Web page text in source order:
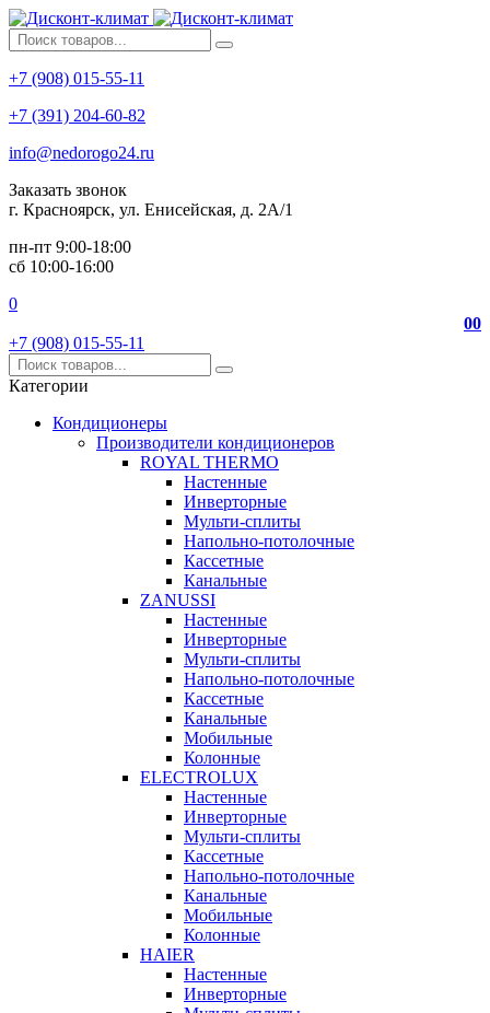
+7 (908) 015-55-11
+7 (391) 204-60-82
info@nedorogo24.ru
Заказать звонок
г. Красноярск, ул. Енисейская, д. 2А/1
пн-пт 9:00-18:00
сб 10:00-16:00
0
00
+7 (908) 015-55-11
Категории
Кондиционеры
Производители кондиционеров
ROYAL THERMO
Настенные
Инверторные
Мульти-сплиты
Напольно-потолочные
Кассетные
Канальные
ZANUSSI
Настенные
Инверторные
Мульти-сплиты
Напольно-потолочные
Кассетные
Канальные
Мобильные
Колонные
ELECTROLUX
Настенные
Инверторные
Мульти-сплиты
Кассетные
Напольно-потолочные
Канальные
Мобильные
Колонные
HAIER
Настенные
Инверторные